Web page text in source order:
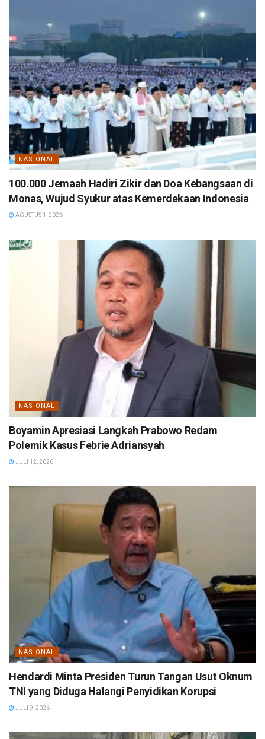
NASIONAL
100.000 Jemaah Hadiri Zikir dan Doa Kebangsaan di
Monas, Wujud Syukur atas Kemerdekaan Indonesia
AGUSTUS 1, 2026
NASIONAL
Boyamin Apresiasi Langkah Prabowo Redam
Polemik Kasus Febrie Adriansyah
JULI 12, 2026
NASIONAL
Hendardi Minta Presiden Turun Tangan Usut Oknum
TNI yang Diduga Halangi Penyidikan Korupsi
JULI 9, 2026